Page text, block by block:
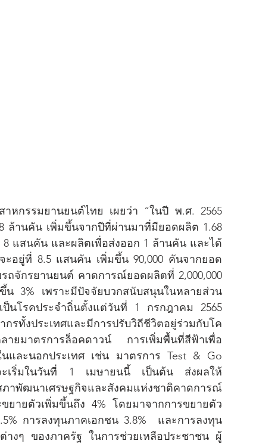
หกรรมยานยนต์ไทย เผยว่า “ในปี พ.ศ. 2565
ล้านคัน เพิ่มขึ้นจากปีที่ผ่านมาที่มียอดผลิต 1.68
แสนคัน และผลิตเพื่อส่งออก 1 ล้านคัน และได้
อยู่ที่ 8.5 แสนคัน เพิ่มขึ้น 90,000 คันจากยอด
จักรยานยนต์ คาดการณ์ยอดผลิตที่ 2,000,000
3% เพราะมีปัจจัยบวกสนับสนุนในหลายส่วน
ป็นโรคประจำถิ่นตั้งแต่วันที่ 1 กรกฎาคม 2565
รทั้งประเทศและมีการปรับวิถีชีวิตอยู่ร่วมกับโค
ายมาตรการล็อคดาวน์ การเพิ่มพื้นที่สีฟ้าเพื่อ
นและนอกประเทศ เช่น มาตรการ Test & Go
จะเริ่มในวันที่ 1 เมษายนนี้ เป็นต้น ส่งผลให้
าพัฒนาเศรษฐกิจและสังคมแห่งชาติคาดการณ์
ยายตัวเพิ่มขึ้นถึง 4% โดยมาจากการขยายตัว
การลงทุนภาคเอกชน 3.8%  และการลงทุน
างๆ ของภาครัฐ ในการช่วยเหลือประชาชน ผู้